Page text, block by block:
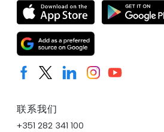
联系我们
+351 282 341 100